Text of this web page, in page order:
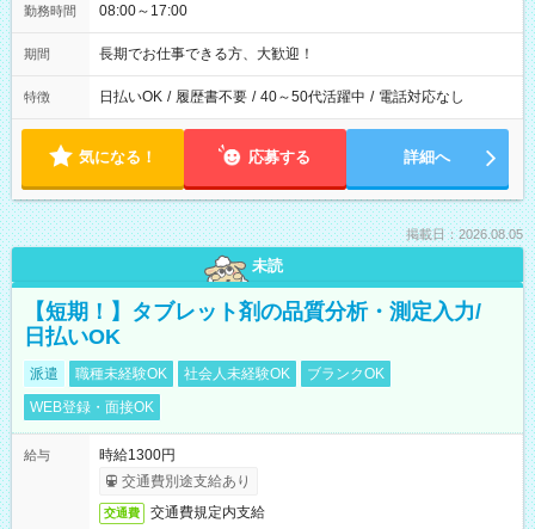
勤務時間 08:00～17:00
期間 長期でお仕事できる方、大歓迎！
特徴 日払いOK / 履歴書不要 / 40～50代活躍中 / 電話対応なし
気になる！ 応募する 詳細へ
掲載日：2026.08.05
未読
【短期！】タブレット剤の品質分析・測定入力/
日払いOK
派遣 職種未経験OK 社会人未経験OK
ブランクOK
WEB登録・面接OK
給与
時給1300円
交通費別途支給あり
交通費 交通費規定内支給